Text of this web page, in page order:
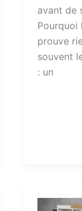
avant de
Pourquoi
prouve
souvent
: un